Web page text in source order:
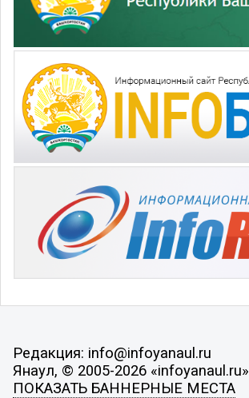
Редакция: info@infoyanaul.ru
Янаул, © 2005-2026 «infoyanaul.ru»
ПОКАЗАТЬ БАННЕРНЫЕ МЕСТА